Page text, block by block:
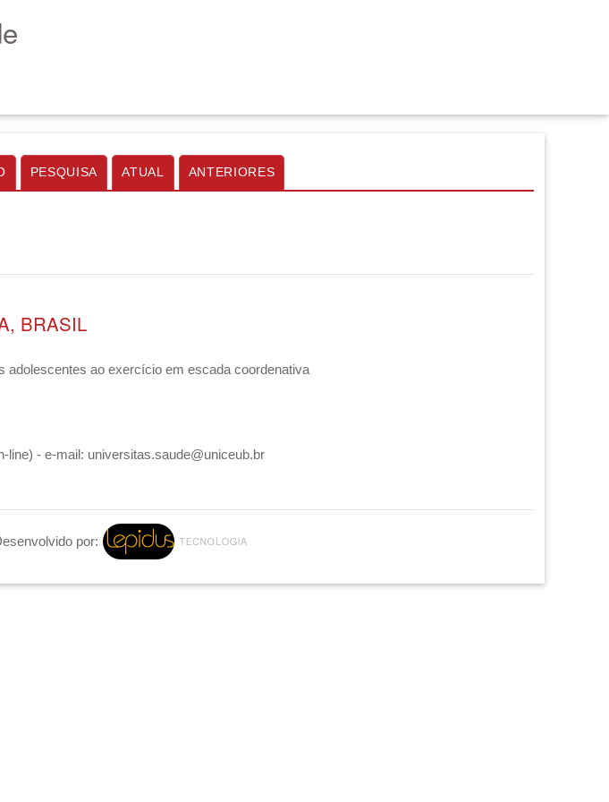
PESQUISA ATUAL ANTERIORES
BRASIL
adolescentes ao exercício em escada coordenativa
line) - e-mail: universitas.saude@uniceub.br
por: